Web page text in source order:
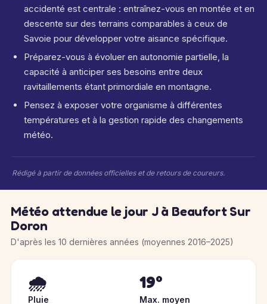
accidenté est centrale : entraînez-vous en montée et en
descente sur des terrains comparables à ceux de
Savoie pour développer votre aisance spécifique.
Préparez-vous à évoluer en autonomie partielle, la
capacité à anticiper ses besoins entre deux
ravitaillements étant primordiale en montagne.
Pensez à exposer votre organisme à différentes
températures et à la gestion rapide des changements
météo.
Rédigé à partir de données officielles et de retours de coureurs.
Météo attendue le jour J à Beaufort Sur
Doron
D'après les 10 dernières années (moyennes 2016–2025)
🌧️
Pluie
19°
Max. moyen